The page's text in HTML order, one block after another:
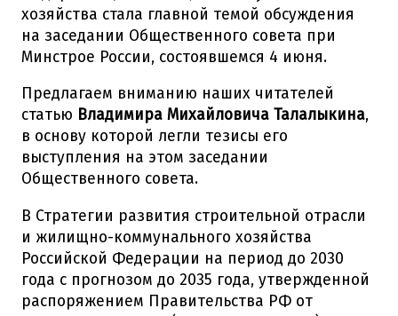
хозяйства стала главной темой обсуждения
на заседании Общественного совета при
Минстрое России, состоявшемся 4 июня.
Предлагаем вниманию наших читателей
статью Владимира Михайловича Талалыкина,
в основу которой легли тезисы его
выступления на этом заседании
Общественного совета.
В Стратегии развития строительной отрасли
и жилищно-коммунального хозяйства
Российской Федерации на период до 2030
года с прогнозом до 2035 года, утвержденной
распоряжением Правительства РФ от